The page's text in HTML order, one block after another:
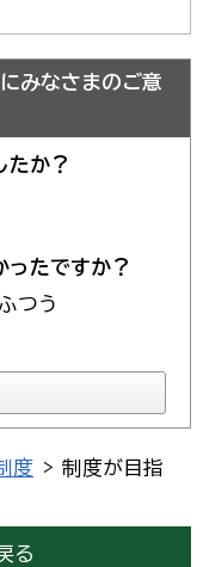
みなさまのご意
たか？
ったですか？
つう
度 > 制度が目指
る